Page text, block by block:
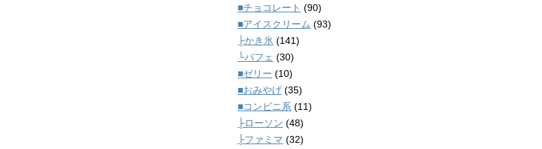
■チョコレート (90)
■アイスクリーム (93)
├かき氷 (141)
└パフェ (30)
■ゼリー (10)
■おみやげ (35)
■コンビニ系 (11)
├ローソン (48)
├ファミマ (32)